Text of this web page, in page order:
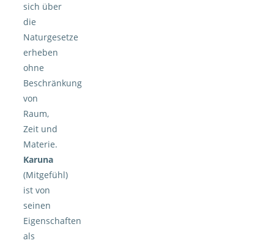
sich über
die
Naturgesetze
erheben
ohne
Beschränkung
von
Raum,
Zeit und
Materie.
Karuna
(Mitgefühl)
ist von
seinen
Eigenschaften
als